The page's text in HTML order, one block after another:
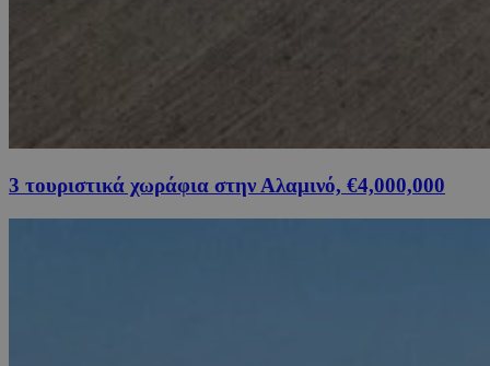
3 τουριστικά χωράφια στην Αλαμινό, €4,000,000